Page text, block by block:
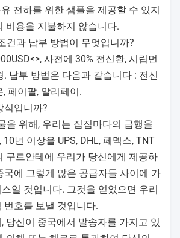
어디에 있습니까 ? 우리는 당신의 공
습니까?
닝보 공항으로부터 떨어진 닝보 시,
에 위치합니다. 우리는 진정으로
맞아들입니다 기업들과 공장.
의 우리의 로고를 추가할 수 있겠습
더 당신의 양 면. 우리는 제품 위의